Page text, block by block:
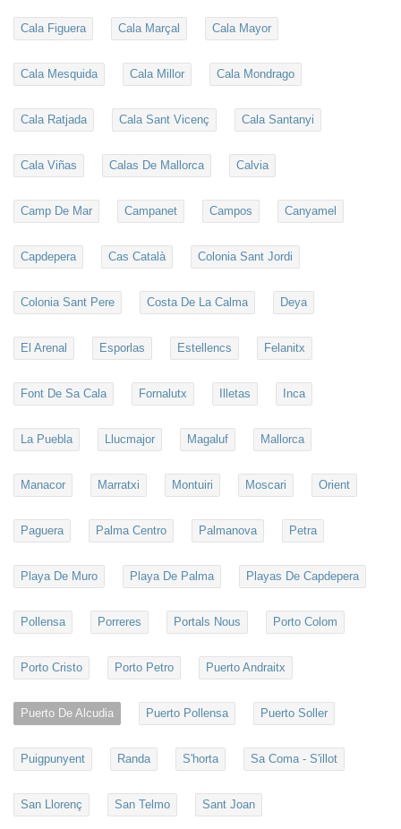
Cala Figuera Cala Marçal Cala Mayor
Cala Mesquida Cala Millor Cala Mondrago
Cala Ratjada Cala Sant Vicenç Cala Santanyi
Cala Viñas Calas De Mallorca Calvia
Camp De Mar Campanet Campos Canyamel
Capdepera Cas Català Colonia Sant Jordi
Colonia Sant Pere Costa De La Calma Deya
El Arenal Esporlas Estellencs Felanitx
Font De Sa Cala Fornalutx Illetas Inca
La Puebla Llucmajor Magaluf Mallorca
Manacor Marratxi Montuiri Moscari Orient
Paguera Palma Centro Palmanova Petra
Playa De Muro Playa De Palma Playas De Capdepera
Pollensa Porreres Portals Nous Porto Colom
Porto Cristo Porto Petro Puerto Andraitx
Puerto De Alcudia Puerto Pollensa Puerto Soller
Puigpunyent Randa S'horta Sa Coma - S'illot
San Llorenç San Telmo Sant Joan